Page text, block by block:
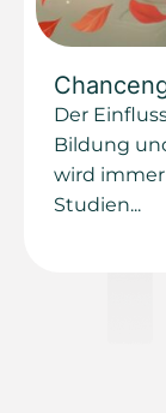
Der
Bildung
wird
Studien...